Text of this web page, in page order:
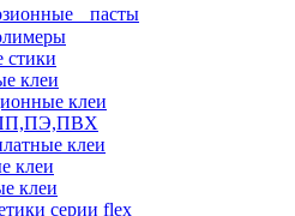
пасты
стики
клеи
клеи
клеи
клеи
клеи
серии flex